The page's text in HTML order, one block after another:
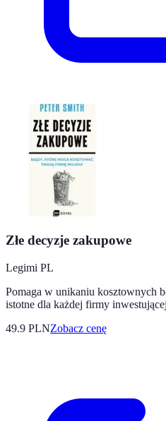
Złe decyzje zakupowe
Legimi PL
Pomaga w unikaniu kosztownych
istotne dla każdej firmy
49.9 PLNZobacz cenę